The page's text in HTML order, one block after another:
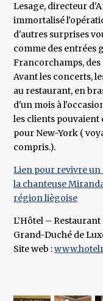
Lesage, directeur
immortalisé
d'autres surprises
comme des entrées
Francorchamps, des
Avant les concerts,
au restaurant, en
d'un mois à
les clients
pour New-York (
compris.).
Lien pour revivre un
la chanteuse
région liègoise
L’Hôtel –
Grand-Duché de
Site web :